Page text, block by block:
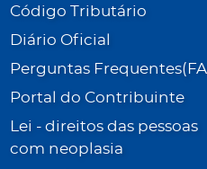
Código Tributário
Diário Oficial
Perguntas
Portal do Contribuinte
Lei - direitos das pessoas
com neoplasia